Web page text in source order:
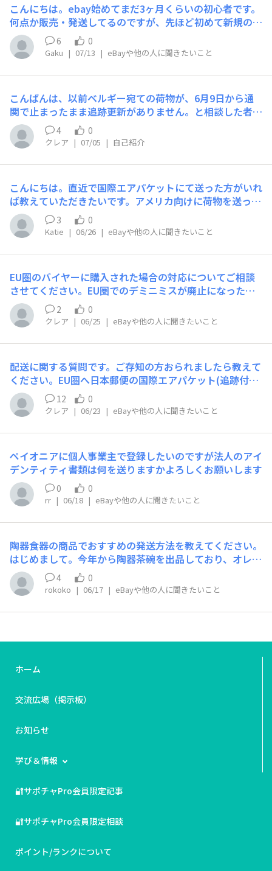
こんにちは。ebay始めてまだ3ヶ月くらいの初心者です。
何点か販売・発送してるのですが、先ほど初めて新規のバ
イヤーから購入確認用のQRコードを送られてきました。
どうやらセラーがQRコードを読んで確認するようです。
すごく怪しいと感じたのですが、通常なのでしょうか？も
し同じ方いましたらどう対応されました
6 0
Gaku | 07/13 | eBayや他の人に聞きたいこと
こんばんは、以前ベルギー宛ての荷物が、6月9日から通
関で止まったまま追跡更新がありません。と相談した者で
す。配送予定日の7月5日も過ぎそうです。サポートへ相談
したところ、「配送中であればすぐに返金する必要はない
が、追跡が長期間更新されない場合はセラーに不利になる
可能性がある」と案内されました。日本郵
4 0
クレア | 07/05 | 自己紹介
こんにちは。直近で国際エアパケットにて送った方がいれ
ば教えていただきたいです。アメリカ向けに荷物を送った
のですがまだアメリカに到着していないようなのです。6/
13に国際交換局から発送された荷物がまだ国際交換局を
出発したまま（ステータスが「国際交換局から発送」のま
ま）で、アメリカに上陸した形跡がありま
3 0
Katie | 06/26 | eBayや他の人に聞きたいこと
EU圏のバイヤーに購入された場合の対応についてご相談
させてください。EU圏でのデミニミスが廃止になったの
で、今後EU圏のバイヤーに購入したされた場合、どう発
送するか困っています。私の商品は平均25ドルくらいの小
さなものが、ほとんどなので、日本郵便の国際エアパケッ
トで発送していきたいと思っています。で
2 0
クレア | 06/25 | eBayや他の人に聞きたいこと
配送に関する質問です。ご存知の方おられましたら教えて
ください。EU圏へ日本郵便の国際エアパケット(追跡付)
で商品を送りました。６月２日発送→6月9日(到着国の税
関)そこから2週間以上動きがありません。到着予定日は6
月19日〜7月5日なので、まだ猶予はあるのですが、それ
にしても長いなと心配になり、日本
12 0
クレア | 06/23 | eBayや他の人に聞きたいこと
ペイオニアに個人事業主で登録したいのですが法人のアイ
デンティティ書類は何を送りますかよろしくお願いします
0 0
rr | 06/18 | eBayや他の人に聞きたいこと
陶器食器の商品でおすすめの発送方法を教えてください。
はじめまして。今年から陶器茶碗を出品しており、オレン
ジコネックスを利用してFedex発送を行っております。し
かし最近事件が2件起こりました。1件目が商品の破損で
す。木箱入りの陶器茶碗を外箱から5mmの厚さになるほ
ど梱包(茶碗単体も梱包）を行いました
4 0
rokoko | 06/17 | eBayや他の人に聞きたいこと
ホーム
交流広場（掲示板）
お知らせ
学び＆情報
🔐サポチャPro会員限定記事
🔐サポチャPro会員限定相談
ポイント/ランクについて